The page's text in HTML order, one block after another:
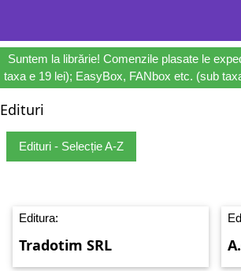
Suntem la librărie! Comenzile plasate le
taxa e 19 lei); EasyBox, FANbox etc. (sub
Edituri
Edituri - Selecție A-Z
Editura:
Tradotim SRL